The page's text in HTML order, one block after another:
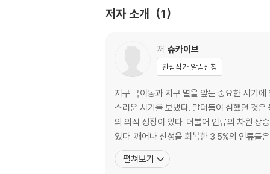
6. 천계의 의식 환전소 33
8. 빙하가 빠르게 녹는 진짜 이유 38
9. 사후세계에 관한 영화, 드라마가 쏟아져 나오
10. 부모에게는 부모의 삶이 있다 43
11. 슈카이브는 2천 년 전 예수의 현신이다 46
12. 슈카이브는 가장 빛나는 자, 창조주의 아들
13. 슈카이브는 금성의 지도자, 교육자, 철학자
14. 창조주의 아들, 슈카이브는 빛으로 왔다 53
15. 가장 큰 죄는 신성을 깨우는 일을 방해하는
16. 너는 마음으로 모든 것을 창조한다 58
저자 소개 1
저 슈카이브
관심작가 알림신청
지구 극이동과 지구 멸을 앞둔 중요한 시기
스러운 시기를 보냈다. 말더듬이 심했던 것은 육화된 몸이 영적 능력
의 의식 성장이 있다. 더불어 인류의 차원 상
있다. 깨어나 신성을 회복한 3.5%의 인류들
펼쳐보기